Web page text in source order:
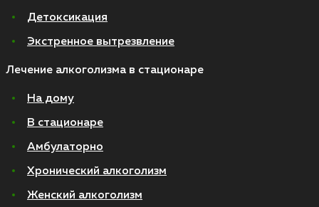
Детоксикация
Экстренное вытрезвление
Лечение алкоголизма в стационаре
На дому
В стационаре
Амбулаторно
Хронический алкоголизм
Женский алкоголизм